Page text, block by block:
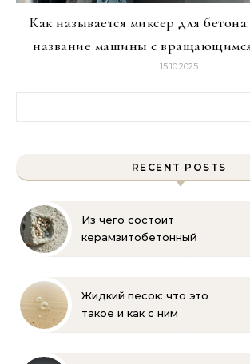
Как называется миксер для
название машины с
15.10.2025
RECENT POSTS
Из чего состоит
керамзитобетонный
Жидкий песок: что это
такое и как с ним